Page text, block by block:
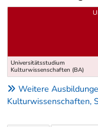
Uber weitere
Universitätsstudium
Kulturwissenschaften (BA)
Weitere
Kulturwissenschaften,